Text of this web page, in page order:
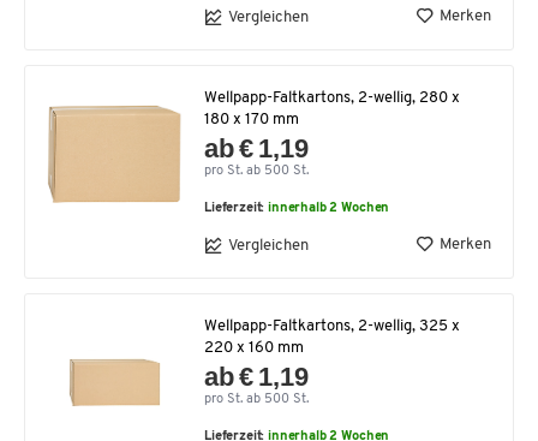
Vergleichen Merken
Wellpapp-Faltkartons, 2-wellig, 280 x
180 x 170 mm
ab € 1,19
pro St. ab 500 St.
Lieferzeit:innerhalb 2 Wochen
Vergleichen Merken
Wellpapp-Faltkartons, 2-wellig, 325 x
220 x 160 mm
ab € 1,19
pro St. ab 500 St.
Lieferzeit:innerhalb 2 Wochen